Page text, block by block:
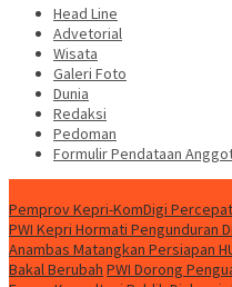
Head Line
Advetorial
Wisata
Galeri Foto
Dunia
Redaksi
Pedoman
Formulir Pendataan
Pemprov Kepri-KomDigi
PWI Kepri Hormati Pengunduran
Anambas Matangkan Persiapan
Bakal Berubah PWI Dorong